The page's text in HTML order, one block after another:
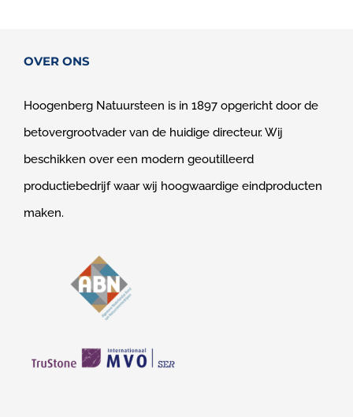
OVER ONS
Hoogenberg Natuursteen is in 1897 opgericht door de
betovergrootvader van de huidige directeur. Wij
beschikken over een modern geoutilleerd
productiebedrijf waar wij hoogwaardige eindproducten
maken.